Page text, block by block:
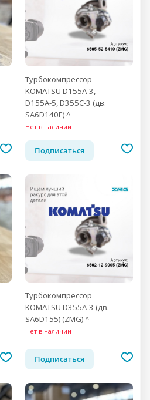
Турбокомпрессор
KOMATSU D155A-3,
D155A-5, D355C-3 (дв.
SA6D140E) ^
Нет в наличии
Подписаться
Турбокомпрессор
KOMATSU D355A-3 (дв.
SA6D155) (ZMG) ^
Нет в наличии
Подписаться